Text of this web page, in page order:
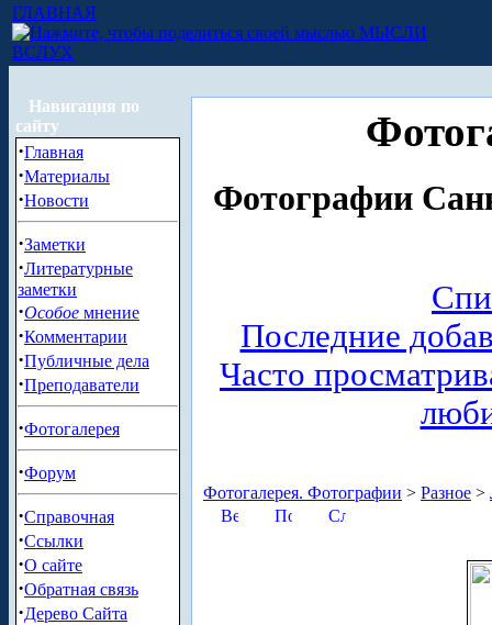
ГЛАВНАЯ
МЫСЛИ
ВСЛУХ
Навигация по
сайту
·Главная
·Материалы
·Новости
·Заметки
·Литературные
заметки
·Особое мнение
·Комментарии
·Публичные дела
·Преподаватели
·Фотогалерея
·Форум
·Справочная
·Ссылки
·О сайте
·Обратная связь
·Дерево Сайта
Фотографии
Последние
Часто
Фотогалерея. Фотографии > Разное >